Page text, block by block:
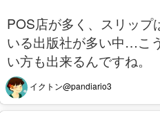
POS店が多く、スリップ
いる出版社が多い中…こ
い方も出来るんですね。
イクトン@pandiario3